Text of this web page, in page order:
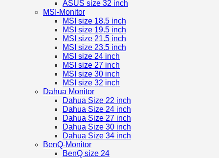
ASUS size 32 inch
MSI-Monitor
MSI size 18.5 inch
MSI size 19.5 inch
MSI size 21.5 inch
MSI size 23.5 inch
MSI size 24 inch
MSI size 27 inch
MSI size 30 inch
MSI size 32 inch
Dahua Monitor
Dahua Size 22 inch
Dahua Size 24 inch
Dahua Size 27 inch
Dahua Size 30 inch
Dahua Size 34 inch
BenQ-Monitor
BenQ size 24